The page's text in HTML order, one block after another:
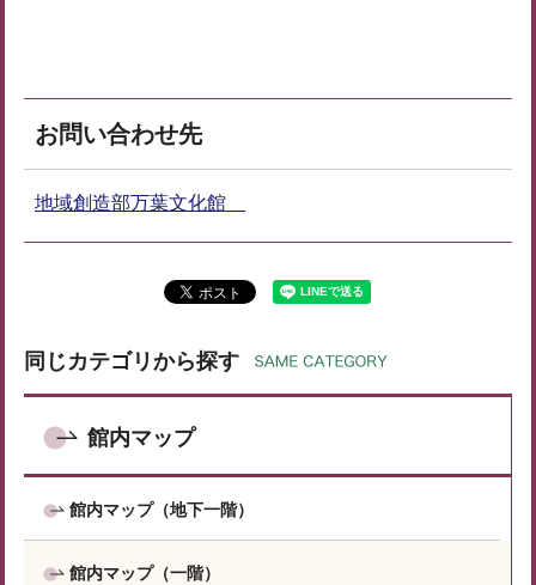
お問い合わせ先
地域創造部万葉文化館
同じカテゴリから探す
館内マップ
館内マップ（地下一階）
館内マップ（一階）